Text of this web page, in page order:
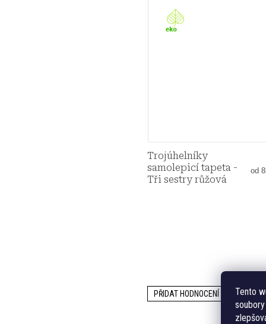
Tento
Trojúhelníky
samolepicí tapeta -
Tři sestry růžová
od
PŘIDAT HODNOCENÍ